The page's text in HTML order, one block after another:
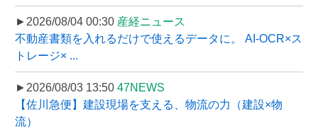
►2026/08/04 00:30 産経ニュース
不動産書類を入れるだけで使えるデータに。 AI-OCR×ス
トレージ× ...
►2026/08/03 13:50 47NEWS
【佐川急便】建設現場を支える、物流の力（建設×物
流）